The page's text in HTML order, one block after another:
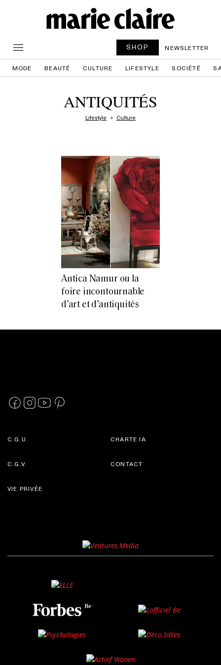
SHOP NEWSLETTER
MODE BEAUTÉ CULTURE LIFESTYLE SOCIÉTÉ
ANTIQUITÉS
Lifestyle Culture
Antica Namur ou la
foire incontournable
d’art et d’antiquités
C.G.U.
C.G.V.
CHARTE IA
CONTACT
VIE PRIVÉE